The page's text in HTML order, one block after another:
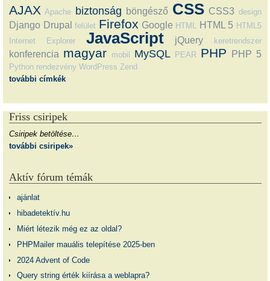
AJAX Apache biztonság böngésző CSS CSS3 design
Django Drupal felület Firefox Google HTML HTML 5 HTML5
Internet Explorer
JavaScript jQuery keretrendszer
konferencia magyar mobil MySQL PEAR PHP PHP 5
Python rendezvény WordPress Zend
további címkék
Friss csiripek
Csiripek betöltése…
további csiripek»
Aktív fórum témák
ajánlat
hibadetektív.hu
Miért létezik még ez az oldal?
PHPMailer mauális telepítése 2025-ben
2024 Advent of Code
Query string érték kiírása a weblapra?